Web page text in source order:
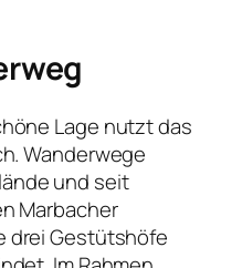
Lage nutzt das
Wanderwege
und seit
Marbacher
drei Gestütshöfe